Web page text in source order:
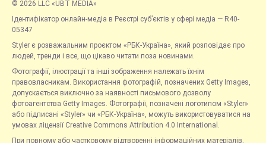
© 2026 LLC «UBT MEDIA»
Ідентифікатор онлайн-медіа в Реєстрі суб’єктів у сфері медіа — R40-
05347
Styler є розважальним проєктом «РБК-Україна», який розповідає про
людей, тренди і все, що цікаво читати поза новинами.
Фотографії, ілюстрації та інші зображення належать їхнім
правовласникам. Використання фотографій, позначених Getty Images,
допускається виключно за наявності письмового дозволу
фотоагентства Getty Images. Фотографії, позначені логотипом «Styler»
або підписані «Styler» чи «РБК-Україна», можуть використовуватися на
умовах ліцензії Creative Commons Attribution 4.0 International.
При повному або частковому відтворенні інформаційних матеріалів,